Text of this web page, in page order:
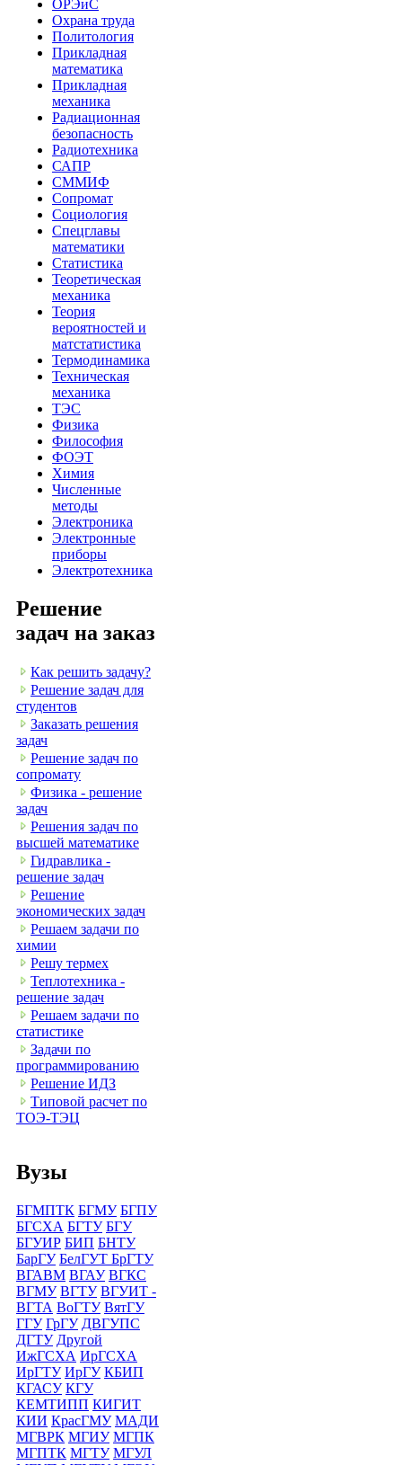
ОРЭиС
Охрана труда
Политология
Прикладная
математика
Прикладная
механика
Радиационная
безопасность
Радиотехника
САПР
СММИФ
Сопромат
Социология
Спецглавы
математики
Статистика
Теоретическая
механика
Теория
вероятностей и
матстатистика
Термодинамика
Техническая
механика
ТЭС
Физика
Философия
ФОЭТ
Химия
Численные
методы
Электроника
Электронные
приборы
Электротехника
Решение
задач на заказ
Как решить задачу?
Решение задач для
студентов
Заказать решения
задач
Решение задач по
сопромату
Физика - решение
задач
Решения задач по
высшей математике
Гидравлика -
решение задач
Решение
экономических задач
Решаем задачи по
химии
Решу термех
Теплотехника -
решение задач
Решаем задачи по
статистике
Задачи по
программированию
Решение ИДЗ
Типовой расчет по
ТОЭ-ТЭЦ
Вузы
БГМПТК БГМУ БГПУ
БГСХА БГТУ БГУ
БГУИР БИП БНТУ
БарГУ БелГУТ БрГТУ
ВГАВМ ВГАУ ВГКС
ВГМУ ВГТУ ВГУИТ -
ВГТА ВоГТУ ВятГУ
ГГУ ГрГУ ДВГУПС
ДГТУ Другой
ИжГСХА ИрГСХА
ИрГТУ ИрГУ КБИП
КГАСУ КГУ
КЕМТИПП КИГИТ
КИИ КрасГМУ МАДИ
МГВРК МГИУ МГПК
МГПТК МГТУ МГУЛ